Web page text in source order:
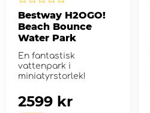
Bestway H2OGO!
Beach Bounce
Water Park
En fantastisk
vattenpark i
miniatyrstorlek!
2599 kr